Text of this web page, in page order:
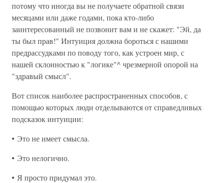
потому что иногда вы не получаете обратной связи
месяцами или даже годами, пока кто-либо
заинтересованный не позвонит вам и не скажет: "Эй, да
ты был прав!" Интуиция должна бороться с нашими
предрассудками по поводу того, как устроен мир, с
нашей склонностью к "логике"^ чрезмерной опорой на
"здравый смысл".
Вот список наиболее распространенных способов, с
помощью которых люди отделываются от справедливых
подсказок интуиции:
• Это не имеет смысла.
• Это нелогично.
• Я просто придумал это.